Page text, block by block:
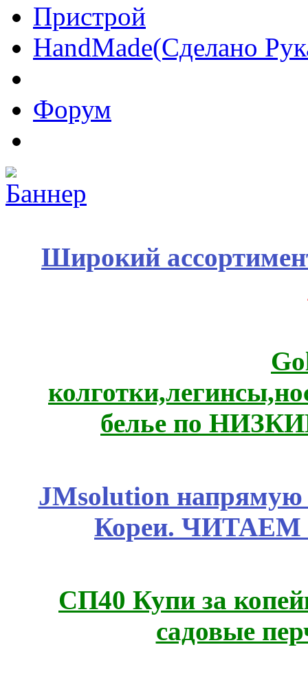
Пристрой
HandMade(Сделано
Форум
Широкий
белье по
JMsolution
Кореи.
СП40 Купи за
садовые